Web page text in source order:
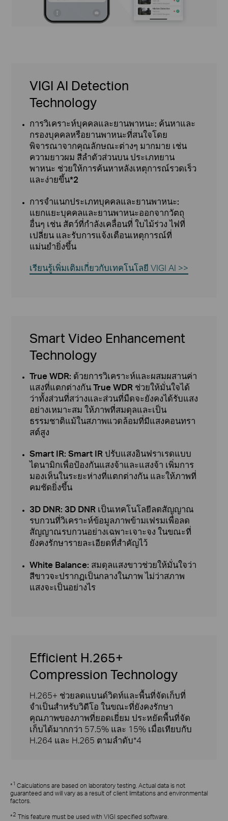
VIGI AI Detection
Technology
การวิเคราะห์บุคคลและยานพาหนะ: ค้นหาและ
กรองบุคคลหรือยานพาหนะที่สนใจโดย
พิจารณาจากคุณลักษณะต่างๆ มากมาย เช่น
ความยาวผม สีลำตัวส่วนบน ประเภทยาน
พาหนะ ช่วยให้การค้นหาหลังเหตุการณ์รวดเร็ว
และง่ายขึ้น*2
การจำแนกประเภทบุคคลและยานพาหนะ:
แยกแยะบุคคลและยานพาหนะออกจากวัตถุ
อื่นๆ เช่น สัตว์ที่กำลังเคลื่อนที่ ใบไม้ร่วง ไฟที่
เปลี่ยน และรับการแจ้งเตือนเหตุการณ์ที่
แม่นยำยิ่งขึ้น
เรียนรู้เพิ่มเติมเกี่ยวกับเทคโนโลยี VIGI AI >>
Smart Video Enhancement
Technology
True WDR: ด้วยการวิเคราะห์และผสมผสานค่า
แสงที่แตกต่างกัน True WDR ช่วยให้มั่นใจได้
ว่าทั้งส่วนที่สว่างและส่วนที่มืดจะยังคงได้รับแสง
อย่างเหมาะสม ให้ภาพที่สมดุลและเป็น
ธรรมชาติแม้ในสภาพแวดล้อมที่มีแสงคอนทรา
สต์สูง
Smart IR: Smart IR ปรับแสงอินฟราเรดแบบ
ไดนามิกเพื่อป้องกันแสงจ้าและแสงจ้า เพิ่มการ
มองเห็นในระยะห่างที่แตกต่างกัน และให้ภาพที่
คมชัดยิ่งขึ้น
3D DNR: 3D DNR เป็นเทคโนโลยีลดสัญญาณ
รบกวนที่วิเคราะห์ข้อมูลภาพข้ามเฟรมเพื่อลด
สัญญาณรบกวนอย่างเฉพาะเจาะจง ในขณะที่
ยังคงรักษารายละเอียดที่สำคัญไว้
White Balance: สมดุลแสงขาวช่วยให้มั่นใจว่า
สีขาวจะปรากฏเป็นกลางในภาพ ไม่ว่าสภาพ
แสงจะเป็นอย่างไร
Efficient H.265+
Compression Technology
H.265+ ช่วยลดแบนด์วิดท์และพื้นที่จัดเก็บที่
จำเป็นสำหรับวิดีโอ ในขณะที่ยังคงรักษา
คุณภาพของภาพที่ยอดเยี่ยม ประหยัดพื้นที่จัด
เก็บได้มากกว่า 57.5% และ 15% เมื่อเทียบกับ
H.264 และ H.265 ตามลำดับ*4
*1 Calculations are based on laboratory testing. Actual data is not
guaranteed and will vary as a result of client limitations and environmental
factors.
*2 This feature must be used with VIGI specified software.